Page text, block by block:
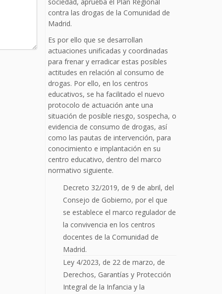
contra las drogas de la Comunidad de
Madrid.
Es por ello que se desarrollan
actuaciones unificadas y coordinadas
para frenar y erradicar estas posibles
actitudes en relación al consumo de
drogas. Por ello, en los centros
educativos, se ha facilitado el nuevo
protocolo de actuación ante una
situación de posible riesgo, sospecha, o
evidencia de consumo de drogas, así
como las pautas de intervención, para
conocimiento e implantación en su
centro educativo, dentro del marco
normativo siguiente.
Decreto 32/2019, de 9 de abril, del
Consejo de Gobierno, por el que
se establece el marco regulador de
la convivencia en los centros
docentes de la Comunidad de
Madrid.
Ley 4/2023, de 22 de marzo, de
Derechos, Garantías y Protección
Integral de la Infancia y la